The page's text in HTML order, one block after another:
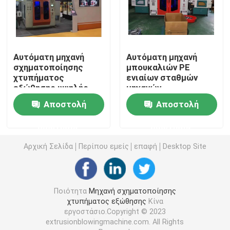
Συνεχής σχηματοποίηση χτυπήματος εξώθησης
Μηχανή σχήματος χτυπήματος συσσωρευτών
διπλή μηχανή σχηματοποίησης χτυπήματος σταθμών
φόρμα σχηματοποίησης χτυπήματος
Πλήρως ηλεκτρική μηχανή σχηματοποίησης
Αυτόματη μηχανή
σχηματοποίησης
χτυπήματος
εξώθησης υψηλής
ταχύτητας για το
πλαστικό μπουκάλι
5L
Αποστολή
Αυτόματη μηχανή
μπουκαλιών PE
ενιαίων σταθμών
μηχανών
σχηματοποίησης
χτυπήματος
εξώθησης
Αποστολή
Αρχική Σελίδα Περίπου εμείς επαφή Desktop Site
Ποιότητα Μηχανή σχηματοποίησης
χτυπήματος εξώθησης Κίνα
εργοστάσιο.Copyright © 2023
extrusionblowingmachine.com. All Rights